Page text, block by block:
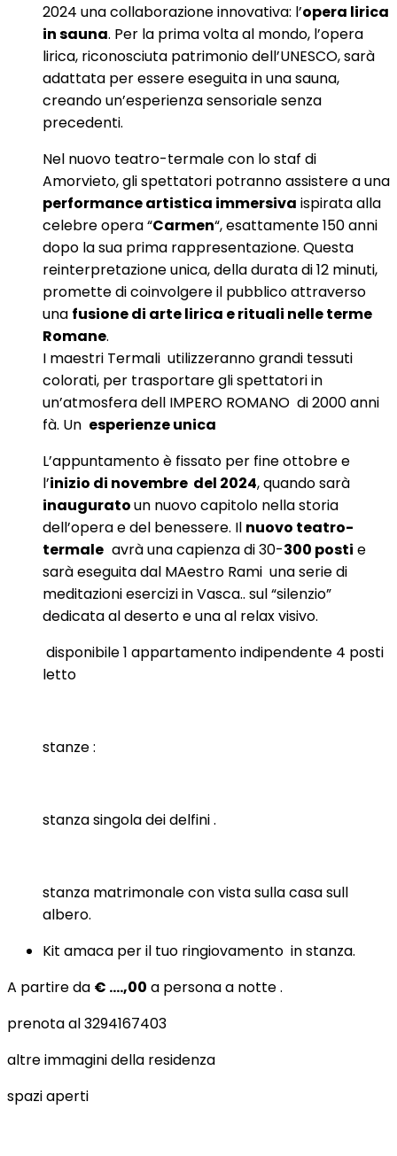
2024 una collaborazione innovativa: l’opera lirica
in sauna. Per la prima volta al mondo, l’opera
lirica, riconosciuta patrimonio dell’UNESCO, sarà
adattata per essere eseguita in una sauna,
creando un’esperienza sensoriale senza
precedenti.
Nel nuovo teatro-termale con lo staf di
Amorvieto, gli spettatori potranno assistere a una
performance artistica immersiva ispirata alla
celebre opera “Carmen“, esattamente 150 anni
dopo la sua prima rappresentazione. Questa
reinterpretazione unica, della durata di 12 minuti,
promette di coinvolgere il pubblico attraverso
una fusione di arte lirica e rituali nelle terme
Romane.
I maestri Termali utilizzeranno grandi tessuti
colorati, per trasportare gli spettatori in
un’atmosfera dell IMPERO ROMANO di 2000 anni
fà. Un esperienze unica
L’appuntamento è fissato per fine ottobre e
l’inizio di novembre del 2024, quando sarà
inauguratoun nuovo capitolo nella storia
dell’opera e del benessere. Il nuovo teatro-
termale avrà una capienza di 30-300 posti e
sarà eseguita dal MAestro Rami una serie di
meditazioni esercizi in Vasca.. sul “silenzio”
dedicata al deserto e una al relax visivo.
disponibile 1 appartamento indipendente 4 posti
letto
stanze :
stanza singola dei delfini .
stanza matrimonale con vista sulla casa sull
albero.
Kit amaca per il tuo ringiovamento in stanza.
A partire da € ….,00 a persona a notte .
prenota al 3294167403
altre immagini della residenza
spazi aperti